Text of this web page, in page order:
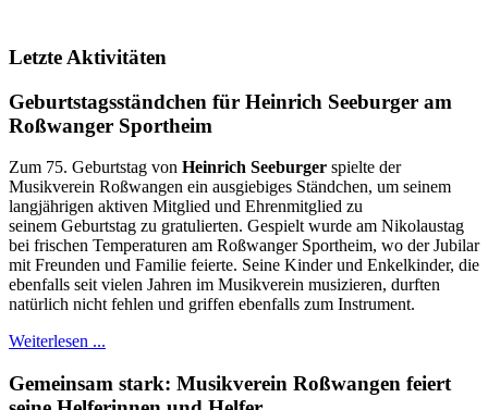
Letzte Aktivitäten
Geburtstagsständchen für Heinrich Seeburger am
Roßwanger Sportheim
Zum 75. Geburtstag von Heinrich Seeburger spielte der
Musikverein Roßwangen ein ausgiebiges Ständchen, um seinem
langjährigen aktiven Mitglied und Ehrenmitglied zu
seinem Geburtstag zu gratulierten. Gespielt wurde am Nikolaustag
bei frischen Temperaturen am Roßwanger Sportheim, wo der Jubilar
mit Freunden und Familie feierte. Seine Kinder und Enkelkinder, die
ebenfalls seit vielen Jahren im Musikverein musizieren, durften
natürlich nicht fehlen und griffen ebenfalls zum Instrument.
Weiterlesen ...
Gemeinsam stark: Musikverein Roßwangen feiert